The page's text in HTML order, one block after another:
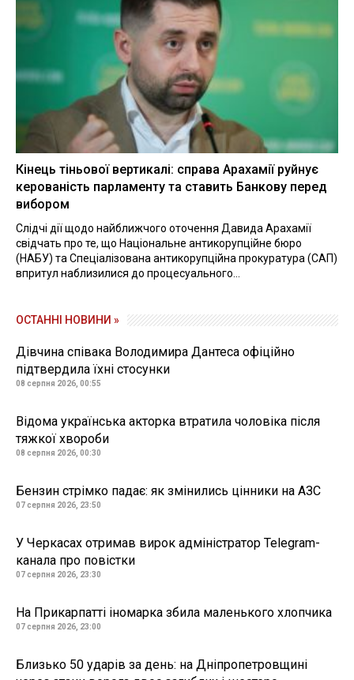
Кінець тіньової вертикалі: справа Арахамії руйнує
керованість парламенту та ставить Банкову перед
вибором
Слідчі дії щодо найближчого оточення Давида Арахамії
свідчать про те, що Національне антикорупційне бюро
(НАБУ) та Спеціалізована антикорупційна прокуратура (САП)
впритул наблизилися до процесуального...
ОСТАННІ НОВИНИ »
Дівчина співака Володимира Дантеса офіційно
підтвердила їхні стосунки
08 серпня 2026, 00:55
Відома українська акторка втратила чоловіка після
тяжкої хвороби
08 серпня 2026, 00:30
Бензин стрімко падає: як змінились цінники на АЗС
07 серпня 2026, 23:50
У Черкасах отримав вирок адміністратор Telegram-
канала про повістки
07 серпня 2026, 23:30
На Прикарпатті іномарка збила маленького хлопчика
07 серпня 2026, 23:00
Близько 50 ударів за день: на Дніпропетровщині